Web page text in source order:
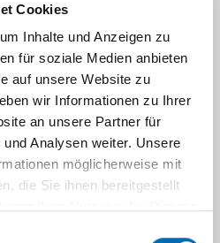
Cookies
Inhalte und Anzeigen zu
für soziale Medien anbieten
auf unsere Website zu
wir Informationen zu Ihrer
an unsere Partner für
Analysen weiter. Unsere
möglicherweise mit
die Sie ihnen bereitgestellt
Studienjahr
Dozierende Thema